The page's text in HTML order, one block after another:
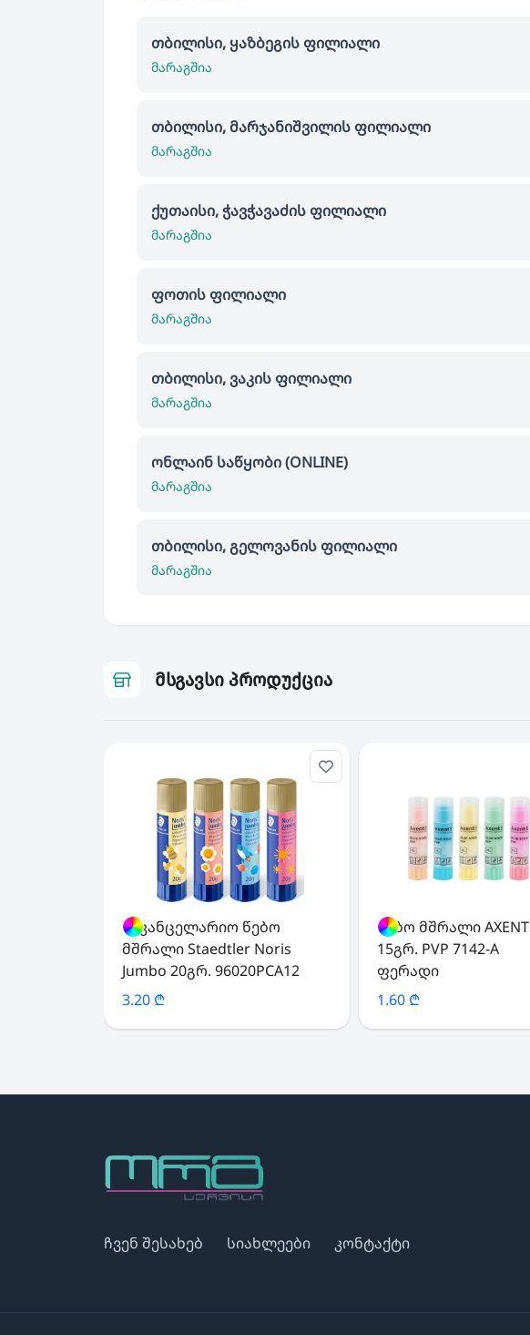
თბილისი, ყაზბეგის ფილიალი
მარაგშია
თბილისი, მარჯანიშვილის ფილიალი
მარაგშია
ქუთაისი, ჭავჭავაძის ფილიალი
მარაგშია
ფოთის ფილიალი
მარაგშია
თბილისი, ვაკის ფილიალი
მარაგშია
ონლაინ საწყობი (ONLINE)
მარაგშია
თბილისი, გელოვანის ფილიალი
მარაგშია
მსგავსი პროდუქცია
საკანცელარიო წებო
მშრალი Staedtler Noris
Jumbo 20გრ. 96020PCA12
3.20 ₾
წებო მშრალი AXENT
15გრ. PVP 7142-A
ფერადი
1.60 ₾
ჩვენ შესახებ სიახლეები კონტაქტი